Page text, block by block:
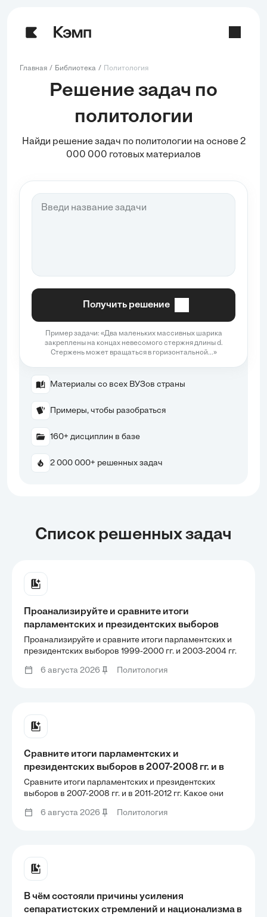
Главная Библиотека Политология
Решение задач по
политологии
Найди решение задач по политологии на основе 2
000 000 готовых материалов
Получить решение
Пример задачи: «Два маленьких массивных шарика
закреплены на концах невесомого стержня длины d.
Стержень может вращаться в горизонтальной...»
Материалы со всех ВУЗов страны
Примеры, чтобы разобраться
160+ дисциплин в базе
2 000 000+ решенных задач
Список решенных задач
Проанализируйте и сравните итоги
парламентских и президентских выборов
1999-2000 гг. и 2003-2004 гг.
Охарактеризуйте перемены в расстановке
политических сил. Объясните её причины.
Проанализируйте и сравните итоги парламентских и
президентских выборов 1999-2000 гг. и 2003-2004 гг.
политических сил. Объясните её причины.
6 августа 2026 Политология
Сравните итоги парламентских и
президентских выборов в 2007-2008 гг. и в
2011-2012 гг. Какое они имели значение для
сохранения политической стабильности в
стране?
Сравните итоги парламентских и президентских
выборов в 2007-2008 гг. и в 2011-2012 гг. Какое они
стабильности в стране?
6 августа 2026 Политология
В чём состояли причины усиления
сепаратистских стремлений и национализма в